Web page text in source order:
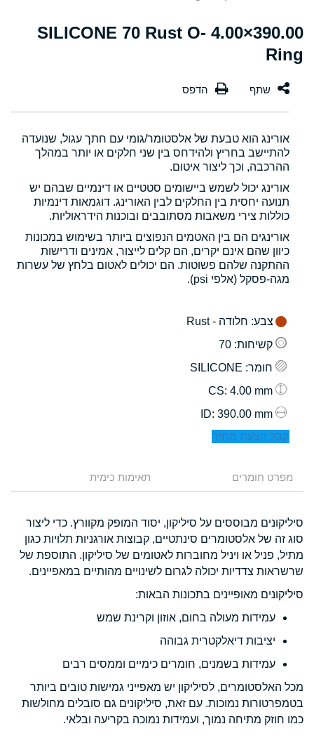
390.00×4.00 SILICONE 70 Rust O-
Ring
אורינג הוא טבעת של אלסטומר/גומי עם חתך עגול, שנועדה
להתיישב בחריץ ולהידחס בין שני חלקים או יותר במהלך
ההרכבה, וכך ליצור איטום.
אורינג יכול לשמש ביישומים סטטיים או דינמיים שבהם יש
תנועה יחסית בין החלקים לבין האורינג. דוגמאות דינמיות
כוללות צירי משאבות מסתובבים ובוכנות הידראוליות.
אורינגים הם בין האטמים הנפוצים ביותר בשימוש במכונות
כיוון שהם אינם יקרים, הם קלים לייצור, אמינים ודרישות
ההתקנה שלהם פשוטות. הם יכולים לאטום בלחץ של עשרות
מגה-פסקל (אלפי psi).
צבע: חלודה - Rust
קשיחות: 70
חומר: SILICONE
: 4.00 mm
: 390.00 mm
קבל הצעת מחיר
מפרט חומרים תאימות כימית
סיליקונים מבוססים על סיליקון, יסוד המופק מקוורץ. כדי ליצור
סוג זה של אלסטומרים סינתטיים, קבוצות אורגניות תלויות כגון
מתיל, פניל או ויניל מחוברות לאטומים של סיליקון. התוספת של
שרשראות צדדיות יכולה לגרום לשינויים מהותיים במאפיינים.
סיליקונים מאופיינים בתכונות הבאות:
עמידות מעולה בחום, אוזון וקרינת שמש
יציבות דיאלקטרית גבוהה
עמידות בשמנים, חומרים כימיים וממסים רבים
מכל האלסטומרים, לסיליקון יש מאפייני גמישות טובים ביותר
בטמפרטורות נמוכות. עם זאת, סיליקונים גם סובלים מחולשות
כמו חוזק מתיחה נמוך, ועמידות נמוכה בקריעה ובלאי.